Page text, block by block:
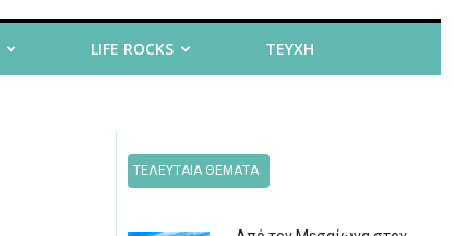
LIFE ROCKS ΤΕΥΧΗ
ΤΕΛΕΥΤΑΙΑ ΘΕΜΑΤΑ